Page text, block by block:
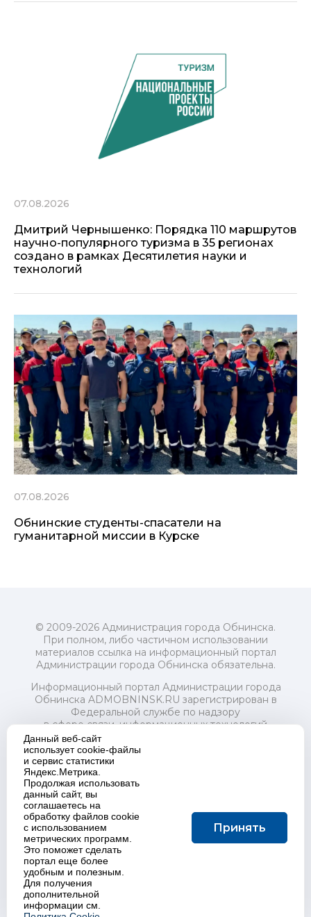
07.08.2026
Дмитрий Чернышенко: Порядка 110 маршрутов
научно-популярного туризма в 35 регионах
создано в рамках Десятилетия науки и
технологий
07.08.2026
Обнинские студенты-спасатели на
гуманитарной миссии в Курске
© 2009-2026 Администрация города Обнинска.
При полном, либо частичном использовании
материалов ссылка на информационный портал
Администрации города Обнинска обязательна.
Информационный портал Администрации города
Обнинска ADMOBNINSK.RU зарегистрирован в
Федеральной службе по надзору
в сфере связи, информационных технологий
и массовых коммуникаций (Роскомнадзор) 24 июля
2018 года.
Свидетельство о регистрации Эл № ФС77-73321
Учредитель: Администрация (исполнительно-
распорядительный орган) городского округа "Город
Обнинск". Главный редактор: Байкова Е.А.
Адрес электронной почты Редакции:
redactor@admobninsk.ru
Телефон Редакции: +7 (484) 395-85-85
Настоящий ресурс содержит материалы 18+
Политика в отношении обработки персональных
Данный веб-сайт
использует cookie-файлы
и сервис статистики
Яндекс.Метрика.
Продолжая использовать
данный сайт, вы
соглашаетесь на
обработку файлов cookie
с использованием
метрических программ.
Это поможет сделать
портал еще более
удобным и полезным.
Для получения
дополнительной
информации см.
Принять